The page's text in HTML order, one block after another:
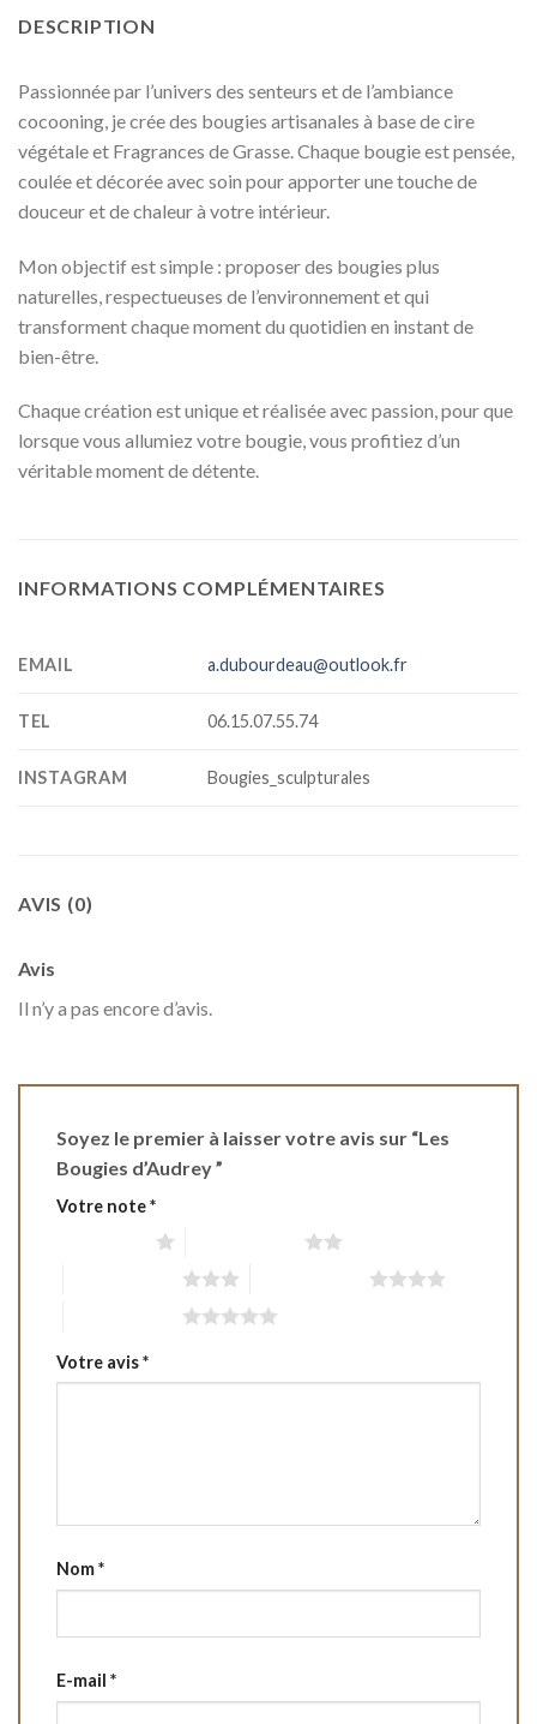
DESCRIPTION
Passionnée par l’univers des senteurs et de l’ambiance
cocooning, je crée des bougies artisanales à base de cire
végétale et Fragrances de Grasse. Chaque bougie est pensée,
coulée et décorée avec soin pour apporter une touche de
douceur et de chaleur à votre intérieur.
Mon objectif est simple : proposer des bougies plus
naturelles, respectueuses de l’environnement et qui
transforment chaque moment du quotidien en instant de
bien-être.
Chaque création est unique et réalisée avec passion, pour que
lorsque vous allumiez votre bougie, vous profitiez d’un
véritable moment de détente.
INFORMATIONS COMPLÉMENTAIRES
EMAIL a.dubourdeau@outlook.fr
TEL 06.15.07.55.74
INSTAGRAM Bougies_sculpturales
AVIS (0)
Avis
Il n’y a pas encore d’avis.
Soyez le premier à laisser votre avis sur “Les
Bougies d’Audrey ”
Votre note*
Votre avis*
Nom*
E-mail *